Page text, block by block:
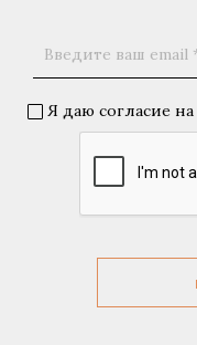
Я даю согласие на